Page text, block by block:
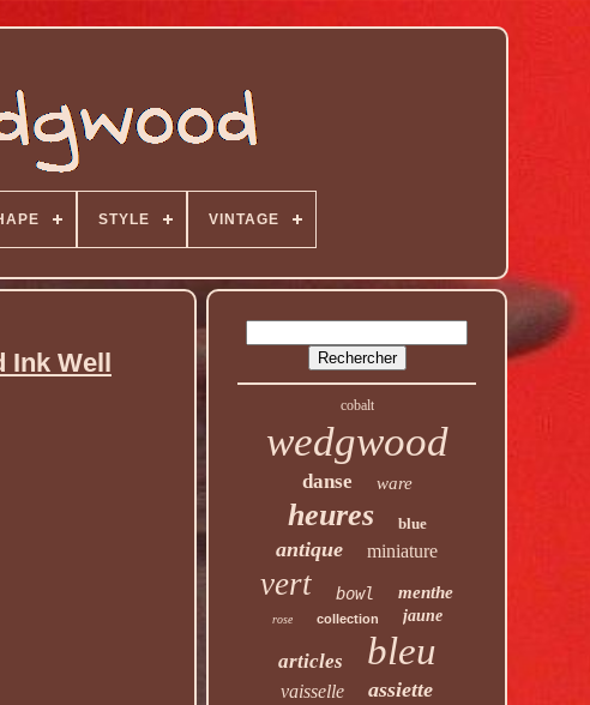
STYLE VINTAGE
Ink Well
cobalt
wedgwood
danse ware
heures blue
antique miniature
vert bowl menthe
rose collection jaune
articles bleu
vaisselle assiette